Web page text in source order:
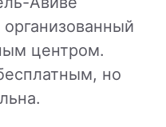
центром.
но